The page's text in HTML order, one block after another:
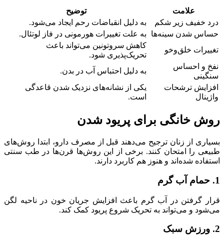
علامت
توضیح
درد خفیف زیر شکم
به دلیل انقباضات رحم ایجاد می‌شود.
حساس شدن سینه‌ها
به علت تغییرات هورمونی در فاز لوتئال.
تغییرات خلق‌وخو
کاهش سروتونین می‌تواند باعث
تحریک‌پذیری شود.
نفخ و احساس
سنگینی
به دلیل احتباس آب در بدن.
افزایش ترشحات
واژینال
یکی از نشانه‌های نزدیک شدن قاعدگی
است.
روش خانگی برای پریود شدن
بسیاری از زنان ترجیح می‌دهند قبل از مصرف دارو، ابتدا روش‌های
طبیعی را امتحان کنند. برخی از این روش‌ها قرن‌ها در طب سنتی
استفاده شده‌اند و هنوز هم کاربرد دارند.
1. حمام آب گرم
قرار گرفتن در آب گرم باعث افزایش جریان خون در ناحیه لگن
می‌شود و می‌تواند به تحریک شروع پریود کمک کند.
2. ورزش سبک